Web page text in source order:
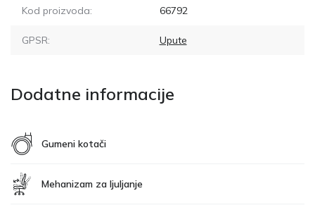
Kod proizvoda: 66792
GPSR: Upute
Dodatne informacije
Gumeni kotači
Mehanizam za ljuljanje